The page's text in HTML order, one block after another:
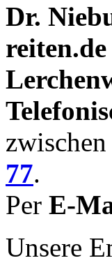
Dr.
reiten.de
zwischen
77.
Per E-
Unsere